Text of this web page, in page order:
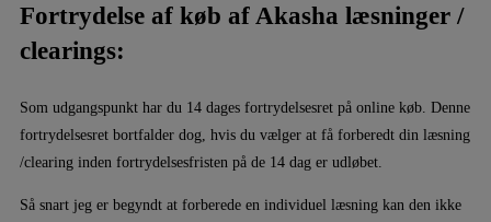
Fortrydelse af køb af Akasha læsninger /
clearings:
Som udgangspunkt har du 14 dages fortrydelsesret på online køb. Denne
fortrydelsesret bortfalder dog, hvis du vælger at få forberedt din læsning
/clearing inden fortrydelsesfristen på de 14 dag er udløbet.
Så snart jeg er begyndt at forberede en individuel læsning kan den ikke